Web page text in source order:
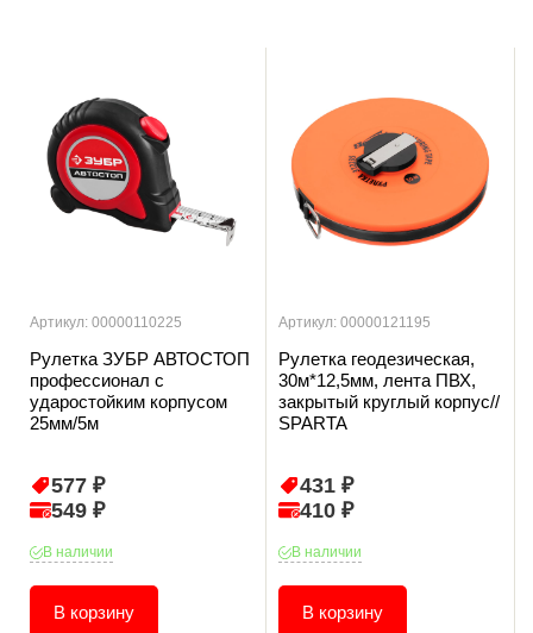
Артикул: 00000110225
Рулетка ЗУБР АВТОСТОП
профессионал с
ударостойким корпусом
25мм/5м
577 ₽
549 ₽
В наличии
В корзину
Артикул: 00000121195
Рулетка геодезическая,
30м*12,5мм, лента ПВХ,
закрытый круглый корпус//
SPARTA
431 ₽
410 ₽
В наличии
В корзину